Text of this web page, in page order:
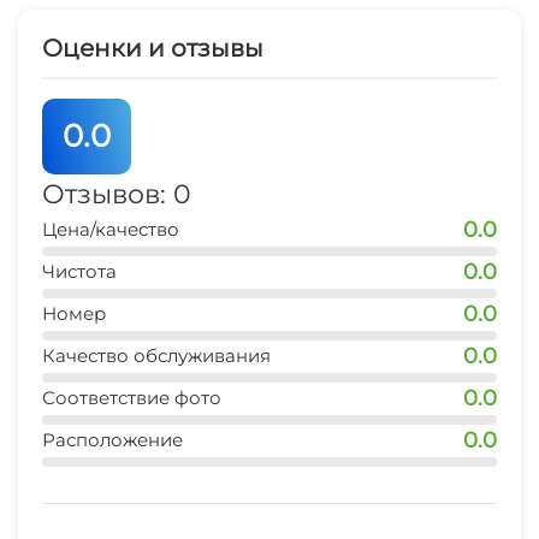
Оценки и отзывы
0.0
Отзывов: 0
Цена/качество 0.0
Чистота 0.0
Номер 0.0
Качество обслуживания 0.0
Соответствие фото 0.0
Расположение 0.0